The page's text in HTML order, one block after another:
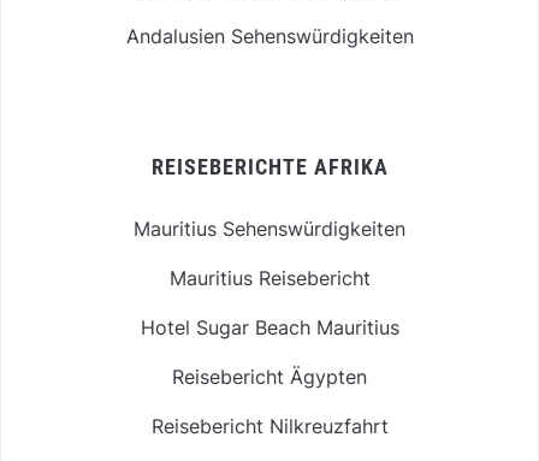
Andalusien Sehenswürdigkeiten
REISEBERICHTE AFRIKA
Mauritius Sehenswürdigkeiten
Mauritius Reisebericht
Hotel Sugar Beach Mauritius
Reisebericht Ägypten
Reisebericht Nilkreuzfahrt